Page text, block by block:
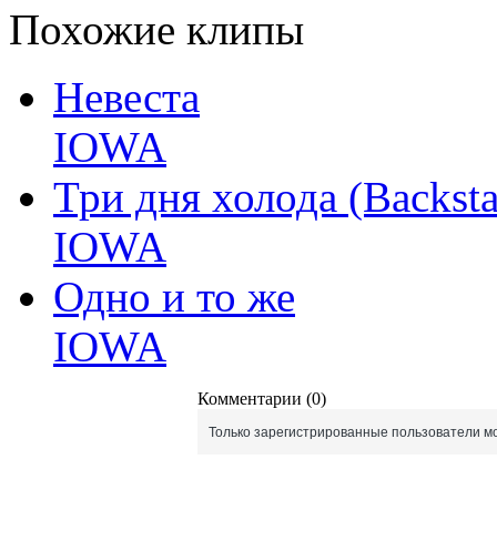
Похожие клипы
Невеста
IOWA
Три дня холода
IOWA
Одно и то же
IOWA
Комментарии (0)
Только зарегистрированные пользователи